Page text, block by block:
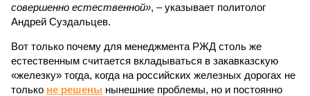
совершенно естественной», – указывает политолог
Андрей Суздальцев.
Вот только почему для менеджмента РЖД столь же
естественным считается вкладываться в закавказскую
«железку» тогда, когда на российских железных дорогах не
только не решены нынешние проблемы, но и постоянно